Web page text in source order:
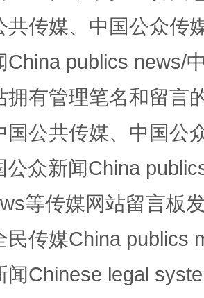
技园优化重塑工作
共传媒、中国公众传
China publics news/
拥有管理笔名和留言
国公共传媒、中国公
公众新闻China
等传媒网站留言板
民传媒China publics
闻Chinese legal